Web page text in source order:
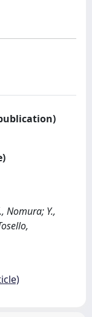
Nomura; Y.,